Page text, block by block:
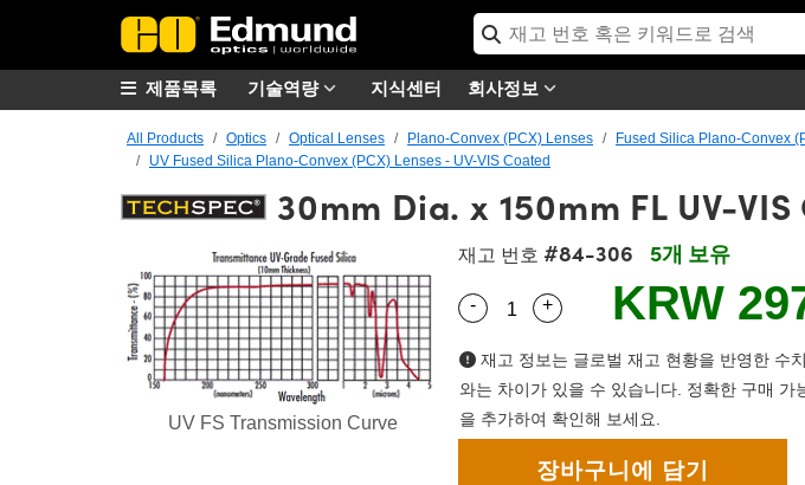
기술역량 지식센터 회사정보
제품목록
All Products Optics Optical Lenses Plano-Convex (PCX) Lenses
Fused Silica Plano-Convex
UV Fused Silica Plano-Convex (PCX) Lenses - UV-VIS Coated
30mm Dia. x 150mm FL UV-
UV FS Transmission Curve
재고 번호 #84-306 5개 보유
Quantity Selector
- Use the plus and minus buttons
+ KRW
재고 정보는 글로벌 재고 현황을 반영한 수
와는 차이가 있을 수 있습니다. 정확한 구매 가
을 추가하여 확인해 보세요.